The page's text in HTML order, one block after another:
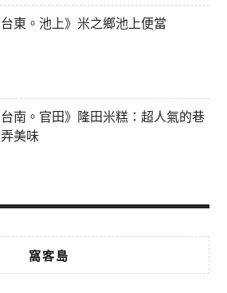
台東。池上》米之鄉池上便當
台南。官田》隆田米糕：超人氣的巷
弄美味
窩客島